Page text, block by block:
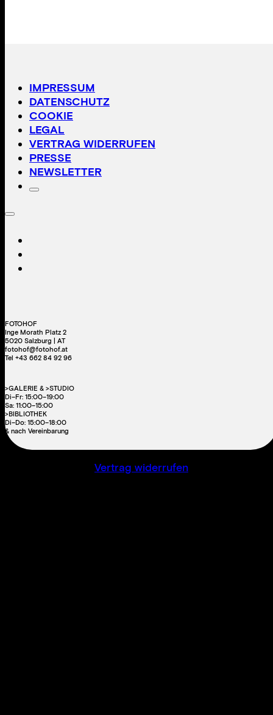
IMPRESSUM
DATENSCHUTZ
COOKIE
LEGAL
VERTRAG WIDERRUFEN
PRESSE
NEWSLETTER
FOTOHOF
Inge Morath Platz 2
5020 Salzburg | AT
fotohof@fotohof.at
Tel +43 662 84 92 96
>GALERIE & >STUDIO
Di–Fr: 15:00–19:00
Sa: 11:00–15:00
>BIBLIOTHEK
Di–Do: 15:00–18:00
& nach Vereinbarung
Vertrag widerrufen